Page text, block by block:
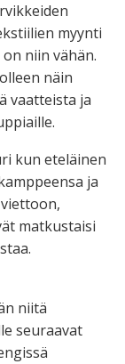
myynti
niin vähän.
näin
vaatteista ja
kun eteläinen
ja
matkustaisi
niitä
seuraavat